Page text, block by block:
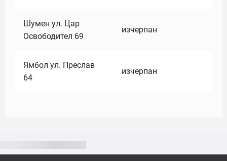
Шумен ул. Цар
Освободител 69
изчерпан
Ямбол ул. Преслав
64
изчерпан